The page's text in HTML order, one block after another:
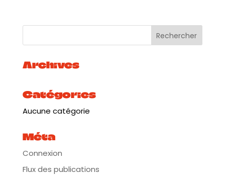
Archives
Catégories
Aucune catégorie
Méta
Connexion
Flux des publications